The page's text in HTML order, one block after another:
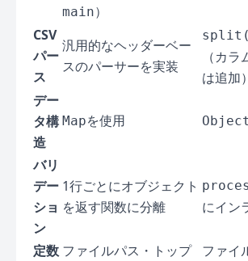
main）
CSV
パー
ス
汎用的なヘッダーベー
スのパーサーを実装
（カ
は追加）
デー
タ構
造
Mapを使用 Object
バリ
デー
ショ
ン
1行ごとにオブジェクト
を返す関数に分離
にイン
定数 ファイルパス・トップ
ファイ